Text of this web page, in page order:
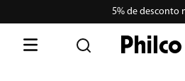
5% de desconto